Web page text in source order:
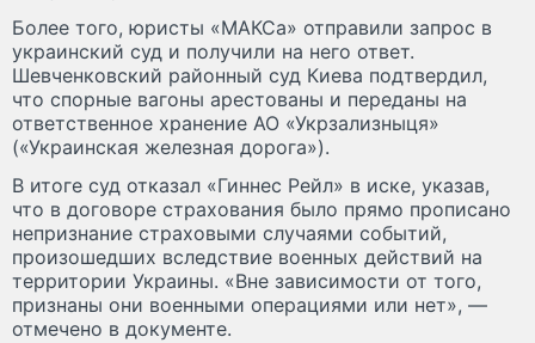
Более того, юристы «МАКСа» отправили запрос в
украинский суд и получили на него ответ.
Шевченковский районный суд Киева подтвердил,
что спорные вагоны арестованы и переданы на
ответственное хранение АО «Укрзализныця»
(«Украинская железная дорога»).
В итоге суд отказал «Гиннес Рейл» в иске, указав,
что в договоре страхования было прямо прописано
непризнание страховыми случаями событий,
произошедших вследствие военных действий на
территории Украины. «Вне зависимости от того,
признаны они военными операциями или нет», —
отмечено в документе.